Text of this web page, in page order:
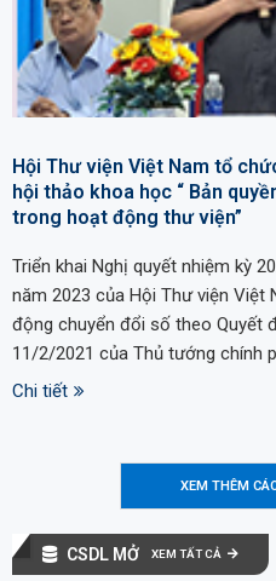
Hội Thư viện Việt Nam tổ
hội thảo khoa học “ Bản
trong hoạt động thư viện”
Triển khai Nghị quyết nhiệm kỳ
năm 2023 của Hội Thư viện Việt
động chuyển đổi số theo Quyết
11/2/2021 của Thủ tướng chính
Chi tiết
XEM THÊM
CSDL MỞ XEM TẤT CẢ